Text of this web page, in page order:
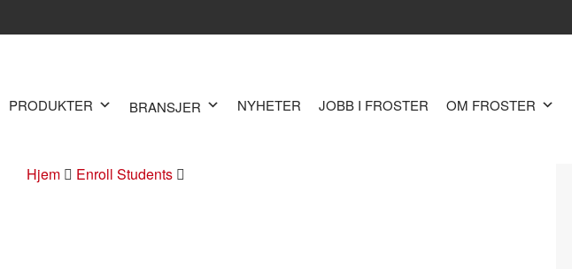
PRODUKTER BRANSJER NYHETER JOBB I FROSTER OM FROSTER
Hjem Enroll Students